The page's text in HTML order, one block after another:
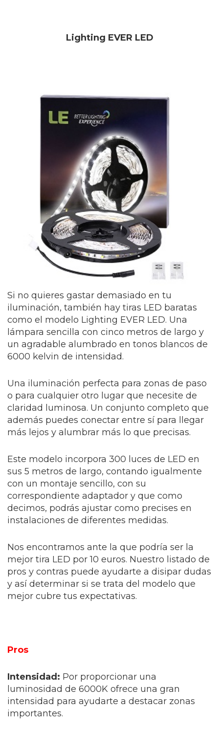
Lighting EVER LED
Si no quieres gastar demasiado en tu
iluminación, también hay tiras LED baratas
como el modelo Lighting EVER LED. Una
lámpara sencilla con cinco metros de largo y
un agradable alumbrado en tonos blancos de
6000 kelvin de intensidad.
Una iluminación perfecta para zonas de paso
o para cualquier otro lugar que necesite de
claridad luminosa. Un conjunto completo que
además puedes conectar entre sí para llegar
más lejos y alumbrar más lo que precisas.
Este modelo incorpora 300 luces de LED en
sus 5 metros de largo, contando igualmente
con un montaje sencillo, con su
correspondiente adaptador y que como
decimos, podrás ajustar como precises en
instalaciones de diferentes medidas.
Nos encontramos ante la que podría ser la
mejor tira LED por 10 euros. Nuestro listado de
pros y contras puede ayudarte a disipar dudas
y así determinar si se trata del modelo que
mejor cubre tus expectativas.
Pros
Intensidad: Por proporcionar una
luminosidad de 6000K ofrece una gran
intensidad para ayudarte a destacar zonas
importantes.